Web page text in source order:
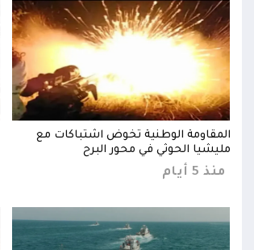
المقاومة الوطنية تخوض اشتباكات مع
مليشيا الحوثي في محور البرح
منذ 5 أيام